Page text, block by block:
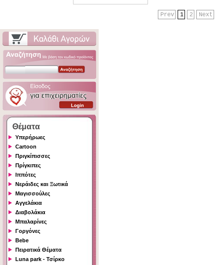
Next
2
1
Prev
Θέματα
Υπερήρωες
Cartoon
Πριγκίπισσες
Πρίγκιπες
Ιππότες
Νεράιδες και Ξωτικά
Μαγισσούλες
Αγγελάκια
Διαβολάκια
Μπαλαρίνες
Γοργόνες
Bebe
Πειρατικά Θέματα
Luna park - Τσίρκο